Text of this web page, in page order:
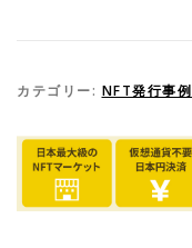
カテゴリー: NFT発行事例